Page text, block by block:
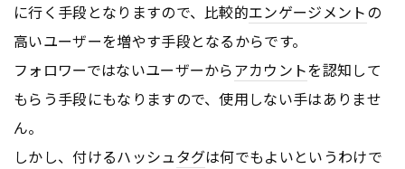
に行く手段となりますので、比較的エンゲージメントの
高いユーザーを増やす手段となるからです。
フォロワーではないユーザーからアカウントを認知して
もらう手段にもなりますので、使用しない手はありませ
ん。
しかし、付けるハッシュタグは何でもよいというわけで